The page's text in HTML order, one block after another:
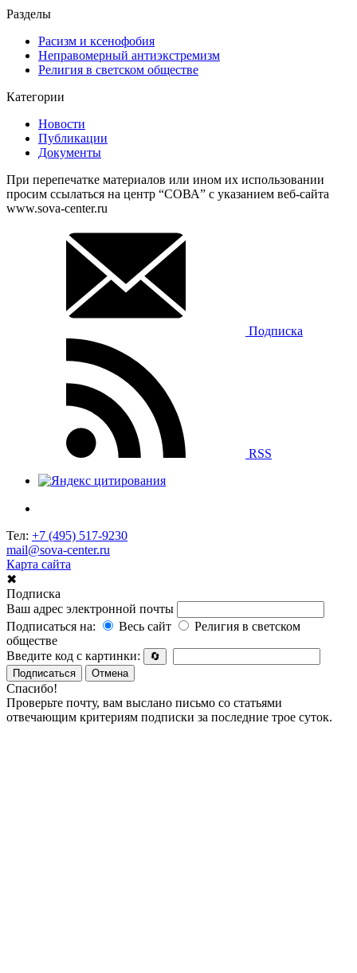
Разделы
Расизм и ксенофобия
Неправомерный антиэкстремизм
Религия в светском обществе
Категории
Новости
Публикации
Документы
При перепечатке материалов или ином их использовании
просим ссылаться на центр “СОВА” с указанием веб-сайта
www.sova-center.ru
Подписка
RSS
Тел: +7 (495) 517-9230
mail@sova-center.ru
Карта сайта
✖
Подписка
Ваш адрес электронной почты
Подписаться на:
Весь сайт
Религия в светском
обществе
Введите код с картинки:
🔄
Подписаться
Отмена
Спасибо!
Проверьте почту, вам выслано письмо со статьями
отвечающим критериям подписки за последние трое суток.